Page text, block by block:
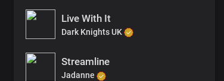
Live With It
Dark Knights UK
Streamline
Jadanne